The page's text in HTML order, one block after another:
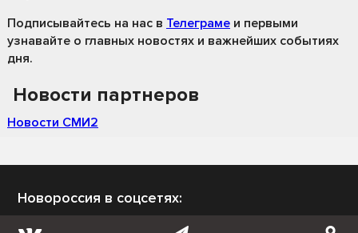
Подписывайтесь на нас в Телеграме и первыми
узнавайте о главных новостях и важнейших событиях
дня.
Новости партнеров
Новости СМИ2
Новороссия в соцсетях: